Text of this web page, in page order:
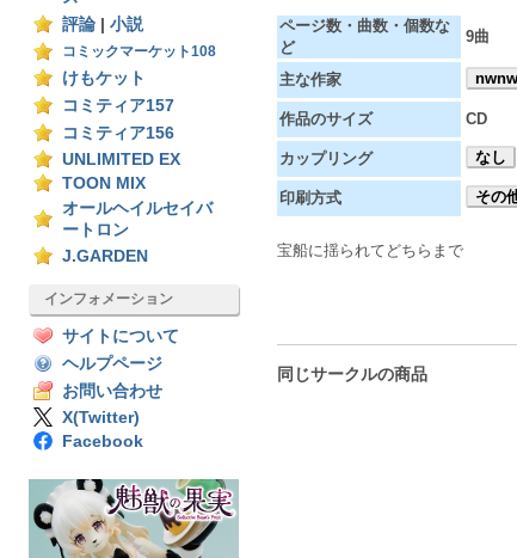
評論
小説
コミックマーケット108
けもケット
コミティア157
コミティア156
UNLIMITED EX
TOON MIX
オールヘイルセイバ
ートロン
J.GARDEN
インフォメーション
サイトについて
ヘルプページ
お問い合わせ
X(Twitter)
Facebook
ページ数・曲数・個数な
ど
9曲
主な作家 nwnw
作品のサイズ CD
カップリング なし
印刷方式 その
宝船に揺られてどちらまで
同じサークルの商品